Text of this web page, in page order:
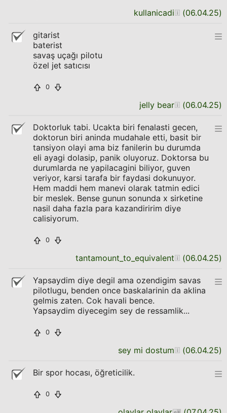
kullanicadi (06.04.25)
gitarist
baterist
savaş uçağı pilotu
özel jet satıcısı
0
jelly bear (06.04.25)
Doktorluk tabi. Ucakta biri fenalasti gecen,
doktorun biri aninda mudahale etti, basit bir
tansiyon olayi ama biz fanilerin bu durumda
eli ayagi dolasip, panik oluyoruz. Doktorsa bu
durumlarda ne yapilacagini biliyor, guven
veriyor, karsi tarafa bir faydasi dokunuyor.
Hem maddi hem manevi olarak tatmin edici
bir meslek. Bense gunun sonunda x sirketine
nasil daha fazla para kazandiririm diye
calisiyorum.
0
tantamount_to_equivalent (06.04.25)
Yapsaydim diye degil ama ozendigim savas
pilotlugu, benden once baskalarinin da aklina
gelmis zaten. Cok havali bence.
Yapsaydim diyecegim sey de ressamlik...
0
sey mi dostum (06.04.25)
Bir spor hocası, öğreticilik.
0